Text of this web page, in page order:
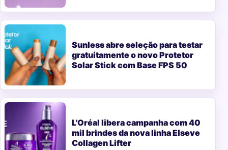
Sunless abre seleção para testar
gratuitamente o novo Protetor
Solar Stick com Base FPS 50
L'Oréal libera campanha com 40
mil brindes da nova linha Elseve
Collagen Lifter